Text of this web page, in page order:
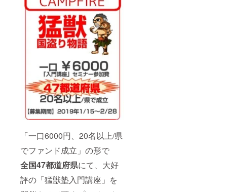
「一口6000円、20名以上/県
でファンド成立」の形で
全国47都道府県にて、大好
評の「猛獣塾入門講座」を